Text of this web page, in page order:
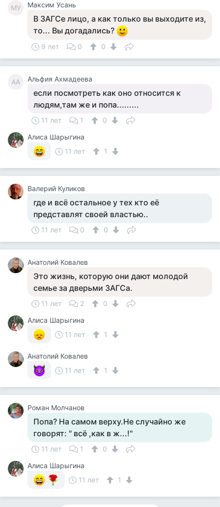
МУ Максим Усань
В ЗАГСе лицо, а как только вы выходите из,
то... Вы догадались?
9 лет 0 0
АА Альфия Ахмадеева
если посмотреть как оно относится к
людям,там же и попа.........
11 лет 1
0
Алиса Шарыгина
11 лет
1
Валерий Куликов
где и всё остальное у тех кто её
представлят своей властью..
11 лет 0 0
Анатолий Ковалев
Это жизнь, которую они дают молодой
семье за дверьми ЗАГСа.
11 лет 2
0
Алиса Шарыгина
11 лет
1
Анатолий Ковалев
11 лет
1
Роман Молчанов
Попа? На самом верху.Не случайно же
говорят: " всё ,как в ж...!"
11 лет 1
0
Алиса Шарыгина
11 лет
1